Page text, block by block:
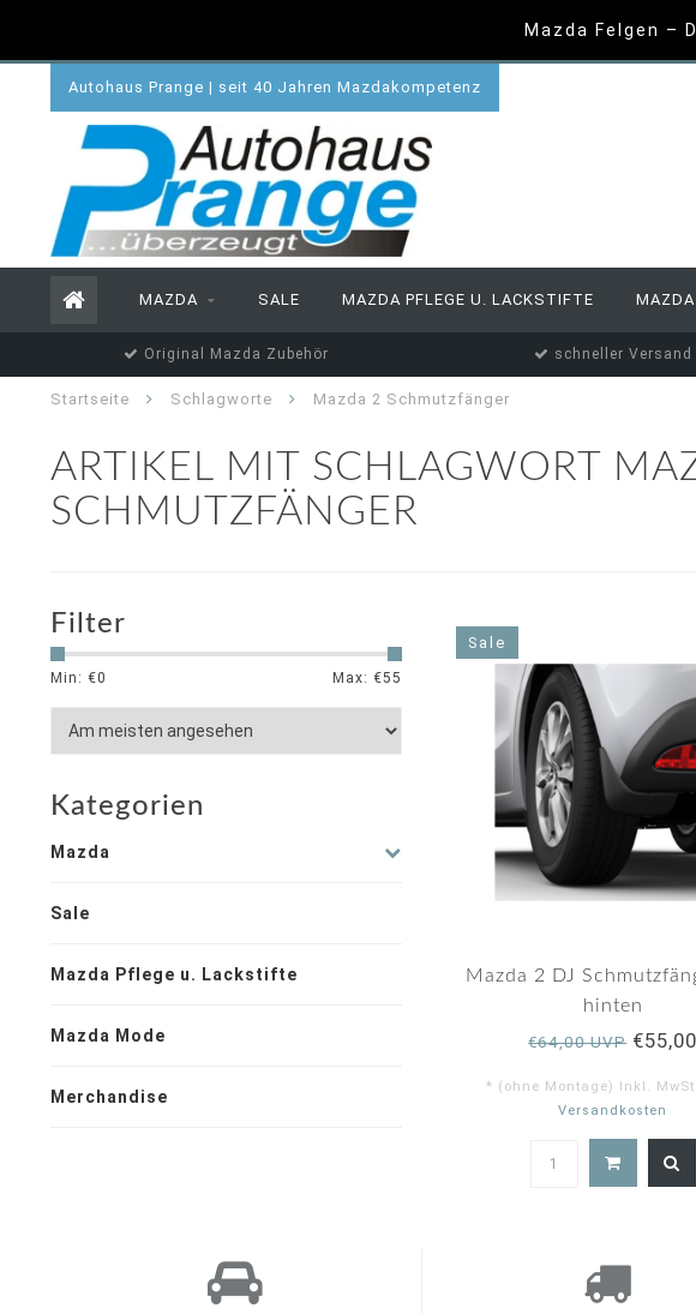
Mazda Felgen –
Autohaus Prange | seit 40 Jahren Mazdakompetenz
MAZDA SALE MAZDA PFLEGE U. LACKSTIFTE
Original Mazda Zubehör schneller Versand
Startseite Schlagworte Mazda 2 Schmutzfänger
ARTIKEL MIT SCHLAGWORT
SCHMUTZFÄNGER
Filter
Min: €0 Max: €55
Kategorien
Mazda
Sale
Mazda Pflege u. Lackstifte
Mazda Mode
Merchandise
Sale
Mazda 2 DJ
hinten
€64,00 UVP€55,00
* (ohne Montage) Inkl.
Versandkosten